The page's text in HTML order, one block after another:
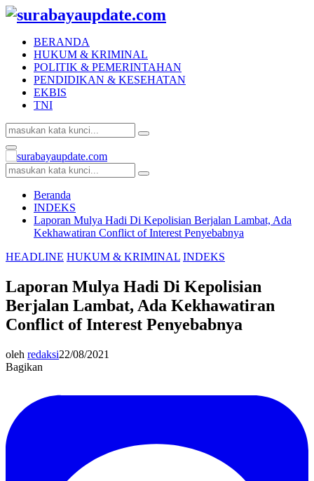
BERANDA
HUKUM & KRIMINAL
POLITIK & PEMERINTAHAN
PENDIDIKAN & KESEHATAN
EKBIS
TNI
Search
for:
Search
Facebook
Twitter
Youtube
Primary
Menu
Search
for:
Search
Beranda
INDEKS
Laporan Mulya Hadi Di Kepolisian Berjalan Lambat, Ada
Kekhawatiran Conflict of Interest Penyebabnya
HEADLINE HUKUM & KRIMINAL INDEKS
Laporan Mulya Hadi Di Kepolisian
Berjalan Lambat, Ada Kekhawatiran
Conflict of Interest Penyebabnya
oleh redaksi22/08/2021
Bagikan